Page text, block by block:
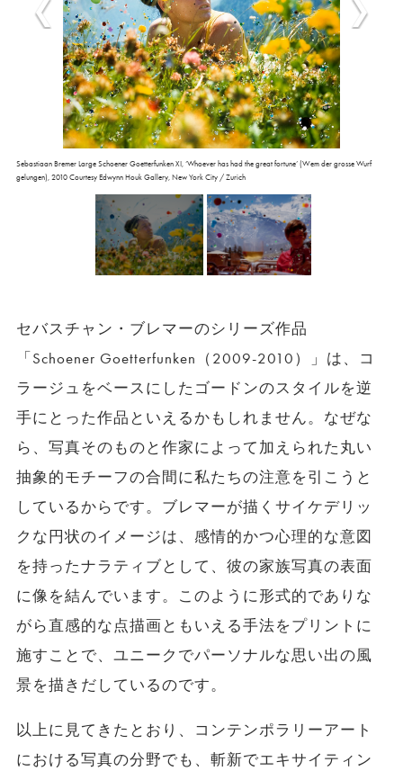
Sebastiaan Bremer Large Schoener Goetterfunken XI, ‘Whoever has had the great fortune’ (Wem der grosse Wurf
gelungen), 2010 Courtesy Edwynn Houk Gallery, New York City / Zurich
セバスチャン・ブレマーのシリーズ作品
「Schoener Goetterfunken（2009-2010）」は、コ
ラージュをベースにしたゴードンのスタイルを逆
手にとった作品といえるかもしれません。なぜな
ら、写真そのものと作家によって加えられた丸い
抽象的モチーフの合間に私たちの注意を引こうと
しているからです。ブレマーが描くサイケデリッ
クな円状のイメージは、感情的かつ心理的な意図
を持ったナラティブとして、彼の家族写真の表面
に像を結んでいます。このように形式的でありな
がら直感的な点描画ともいえる手法をプリントに
施すことで、ユニークでパーソナルな思い出の風
景を描きだしているのです。
以上に見てきたとおり、コンテンポラリーアート
における写真の分野でも、斬新でエキサイティン